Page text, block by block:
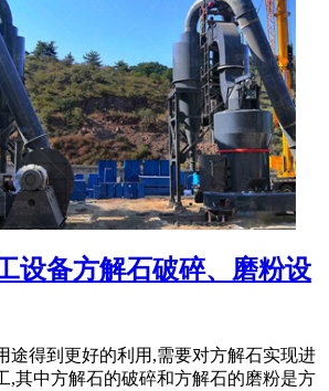
设备方解石破碎、磨粉设
途得到更好的利用,需要对方解石实现进
,其中方解石的破碎和方解石的磨粉是方